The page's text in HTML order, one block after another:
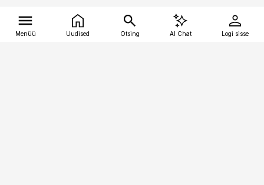
Menüü Uudised Otsing AI Chat Logi sisse